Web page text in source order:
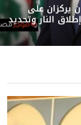
يركزان على
النار وتحديد